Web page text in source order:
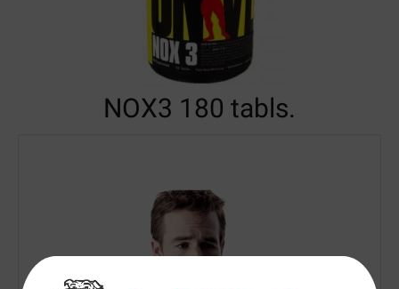
NOX3 180 tabls.